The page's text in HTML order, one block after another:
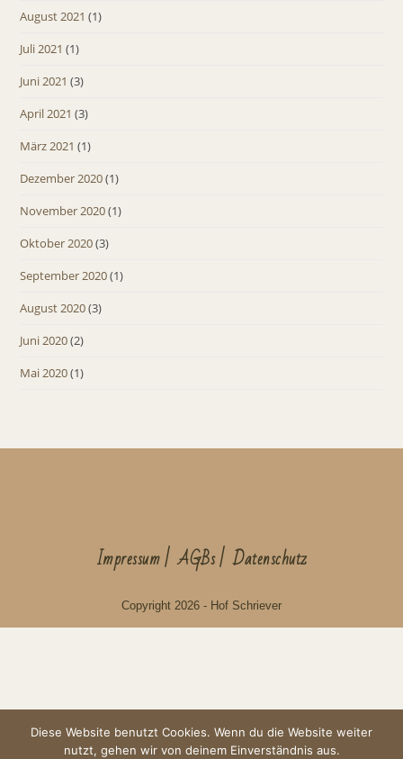
August 2021 (1)
Juli 2021 (1)
Juni 2021 (3)
April 2021 (3)
März 2021 (1)
Dezember 2020(1)
November 2020(1)
Oktober 2020(3)
September 2020(1)
August 2020(3)
Juni 2020(2)
Mai 2020(1)
Impressum AGBs Datenschutz
Copyright 2026 - Hof Schriever
Diese Website benutzt Cookies. Wenn du die Website weiter
nutzt, gehen wir von deinem Einverständnis aus.